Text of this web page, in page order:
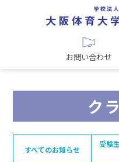
お問い合わせ
ク
すべてのお知らせ
受験